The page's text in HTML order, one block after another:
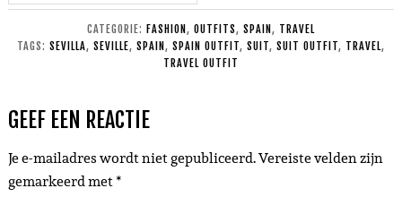
CATEGORIE: FASHION , OUTFITS, SPAIN , TRAVEL
TAGS: SEVILLA, SEVILLE, SPAIN , SPAIN OUTFIT, SUIT, SUIT OUTFIT, TRAVEL,
TRAVEL OUTFIT
GEEF EEN REACTIE
Je e-mailadres wordt niet gepubliceerd.Vereiste velden zijn
gemarkeerd met*